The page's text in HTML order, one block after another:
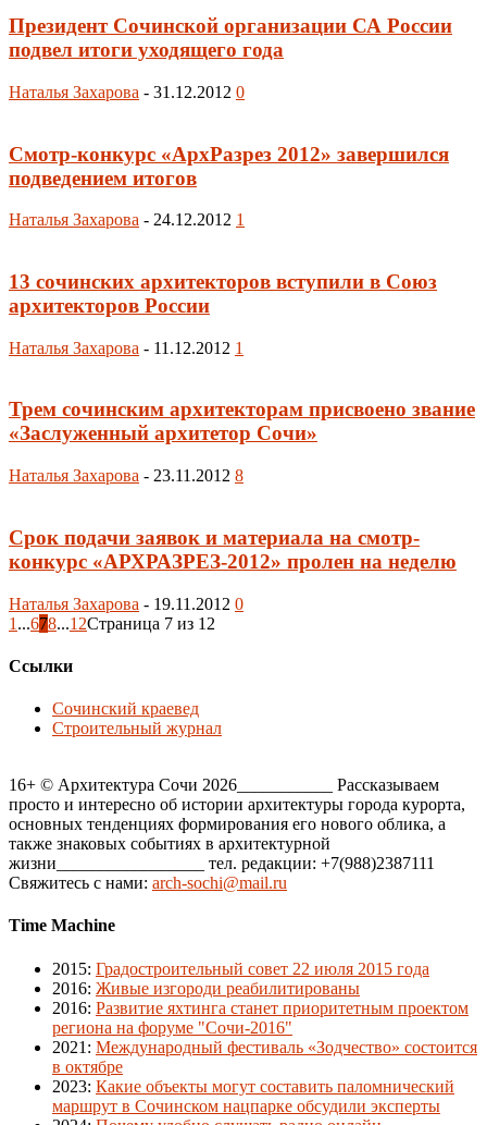
Президент Сочинской организации СА России
подвел итоги уходящего года
Наталья Захарова - 31.12.2012 0
Смотр-конкурс «АрхРазрез 2012» завершился
подведением итогов
Наталья Захарова - 24.12.2012 1
13 сочинских архитекторов вступили в Союз
архитекторов России
Наталья Захарова - 11.12.2012 1
Трем сочинским архитекторам присвоено звание
«Заслуженный архитетор Сочи»
Наталья Захарова - 23.11.2012 8
Срок подачи заявок и материала на смотр-
конкурс «АРХРАЗРЕЗ-2012» пролен на неделю
Наталья Захарова - 19.11.2012 0
1 ...678...12Страница 7 из 12
Ссылки
Сочинский краевед
Строительный журнал
16+ © Архитектура Сочи 2026___________ Рассказываем
просто и интересно об истории архитектуры города курорта,
основных тенденциях формирования его нового облика, а
также знаковых событиях в архитектурной
жизни_________________ тел. редакции: +7(988)2387111
Свяжитесь с нами: arch-sochi@mail.ru
Time Machine
2015: Градостроительный совет 22 июля 2015 года
2016: Живые изгороди реабилитированы
2016: Развитие яхтинга станет приоритетным проектом
региона на форуме "Сочи-2016"
2021 : Международный фестиваль «Зодчество» состоится
в октябре
2023: Какие объекты могут составить паломнический
маршрут в Сочинском нацпарке обсудили эксперты